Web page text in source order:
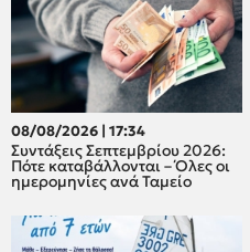
08/08/2026 | 17:34
Συντάξεις Σεπτεμβρίου 2026:
Πότε καταβάλλονται – Όλες οι
ημερομηνίες ανά Ταμείο